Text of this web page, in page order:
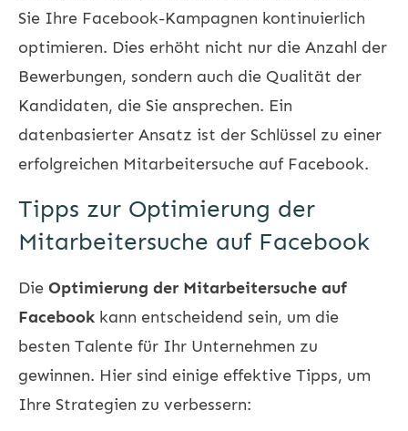
Sie Ihre Facebook-Kampagnen kontinuierlich
optimieren. Dies erhöht nicht nur die Anzahl der
Bewerbungen, sondern auch die Qualität der
Kandidaten, die Sie ansprechen. Ein
datenbasierter Ansatz ist der Schlüssel zu einer
erfolgreichen Mitarbeitersuche auf Facebook.
Tipps zur Optimierung der
Mitarbeitersuche auf Facebook
Die Optimierung der Mitarbeitersuche auf
Facebook kann entscheidend sein, um die
besten Talente für Ihr Unternehmen zu
gewinnen. Hier sind einige effektive Tipps, um
Ihre Strategien zu verbessern: